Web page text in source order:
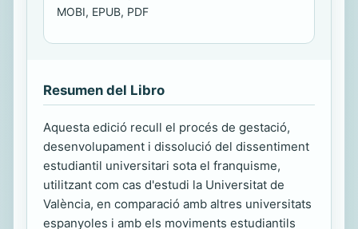
MOBI, EPUB, PDF
Resumen del Libro
Aquesta edició recull el procés de gestació,
desenvolupament i dissolució del dissentiment
estudiantil universitari sota el franquisme,
utilitzant com cas d'estudi la Universitat de
València, en comparació amb altres universitats
espanyoles i amb els moviments estudiantils